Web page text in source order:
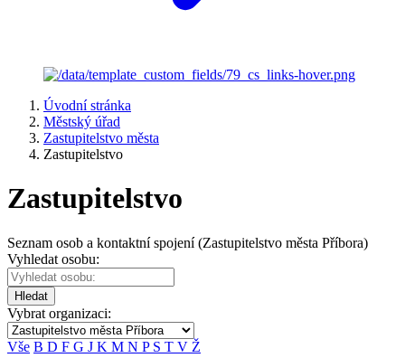
Úvodní stránka
Městský úřad
Zastupitelstvo města
Zastupitelstvo
Zastupitelstvo
Seznam osob a kontaktní spojení (Zastupitelstvo města Příbora)
Vyhledat osobu:
Hledat
Vybrat organizaci:
Vše B D F G J K M N P S T V Ž